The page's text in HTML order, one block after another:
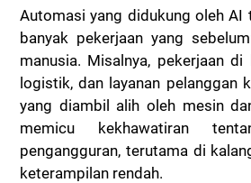
Automasi yang didukung oleh AI
banyak pekerjaan yang
manusia. Misalnya, pekerjaan di
logistik, dan layanan pelanggan
yang diambil alih oleh mesin
memicu kekhawatiran
pengangguran, terutama di
keterampilan rendah.